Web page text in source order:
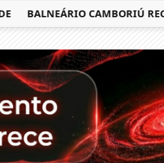
BALNEÁRIO CAMBORIÚ